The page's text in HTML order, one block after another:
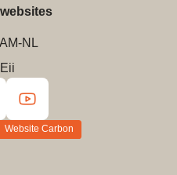
NL
Website Carbon